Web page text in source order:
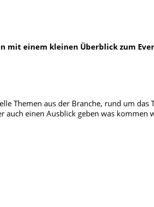
mit einem kleinen Überblick zum
Themen aus der Branche, rund um
auch einen Ausblick geben was